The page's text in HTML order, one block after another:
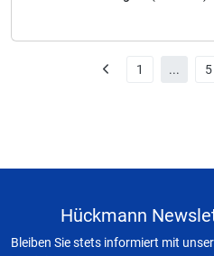
1 ... 5
Hückmann
Bleiben Sie stets informiert mit